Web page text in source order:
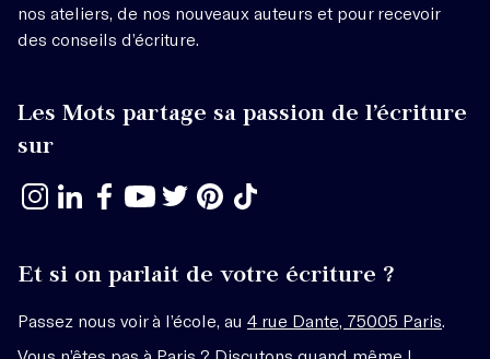
nos ateliers, de nos nouveaux auteurs et pour recevoir
des conseils d’écriture.
Les Mots partage sa passion de l’écriture
sur
Et si on parlait de votre écriture ?
Passez nous voir à l’école, au 4 rue Dante, 75005 Paris
Vous n’êtes pas à Paris ? Discutons quand même !